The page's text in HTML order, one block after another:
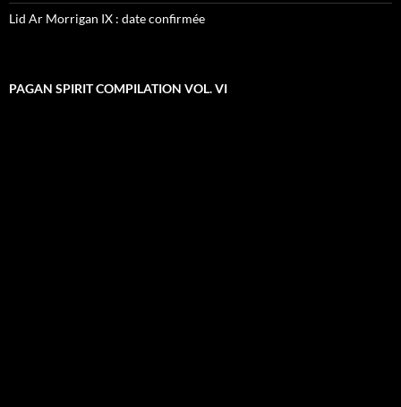
Lid Ar Morrigan IX : date confirmée
PAGAN SPIRIT COMPILATION VOL. VI